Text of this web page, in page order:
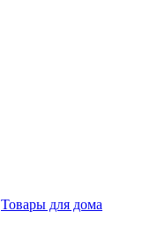
Товары для дома